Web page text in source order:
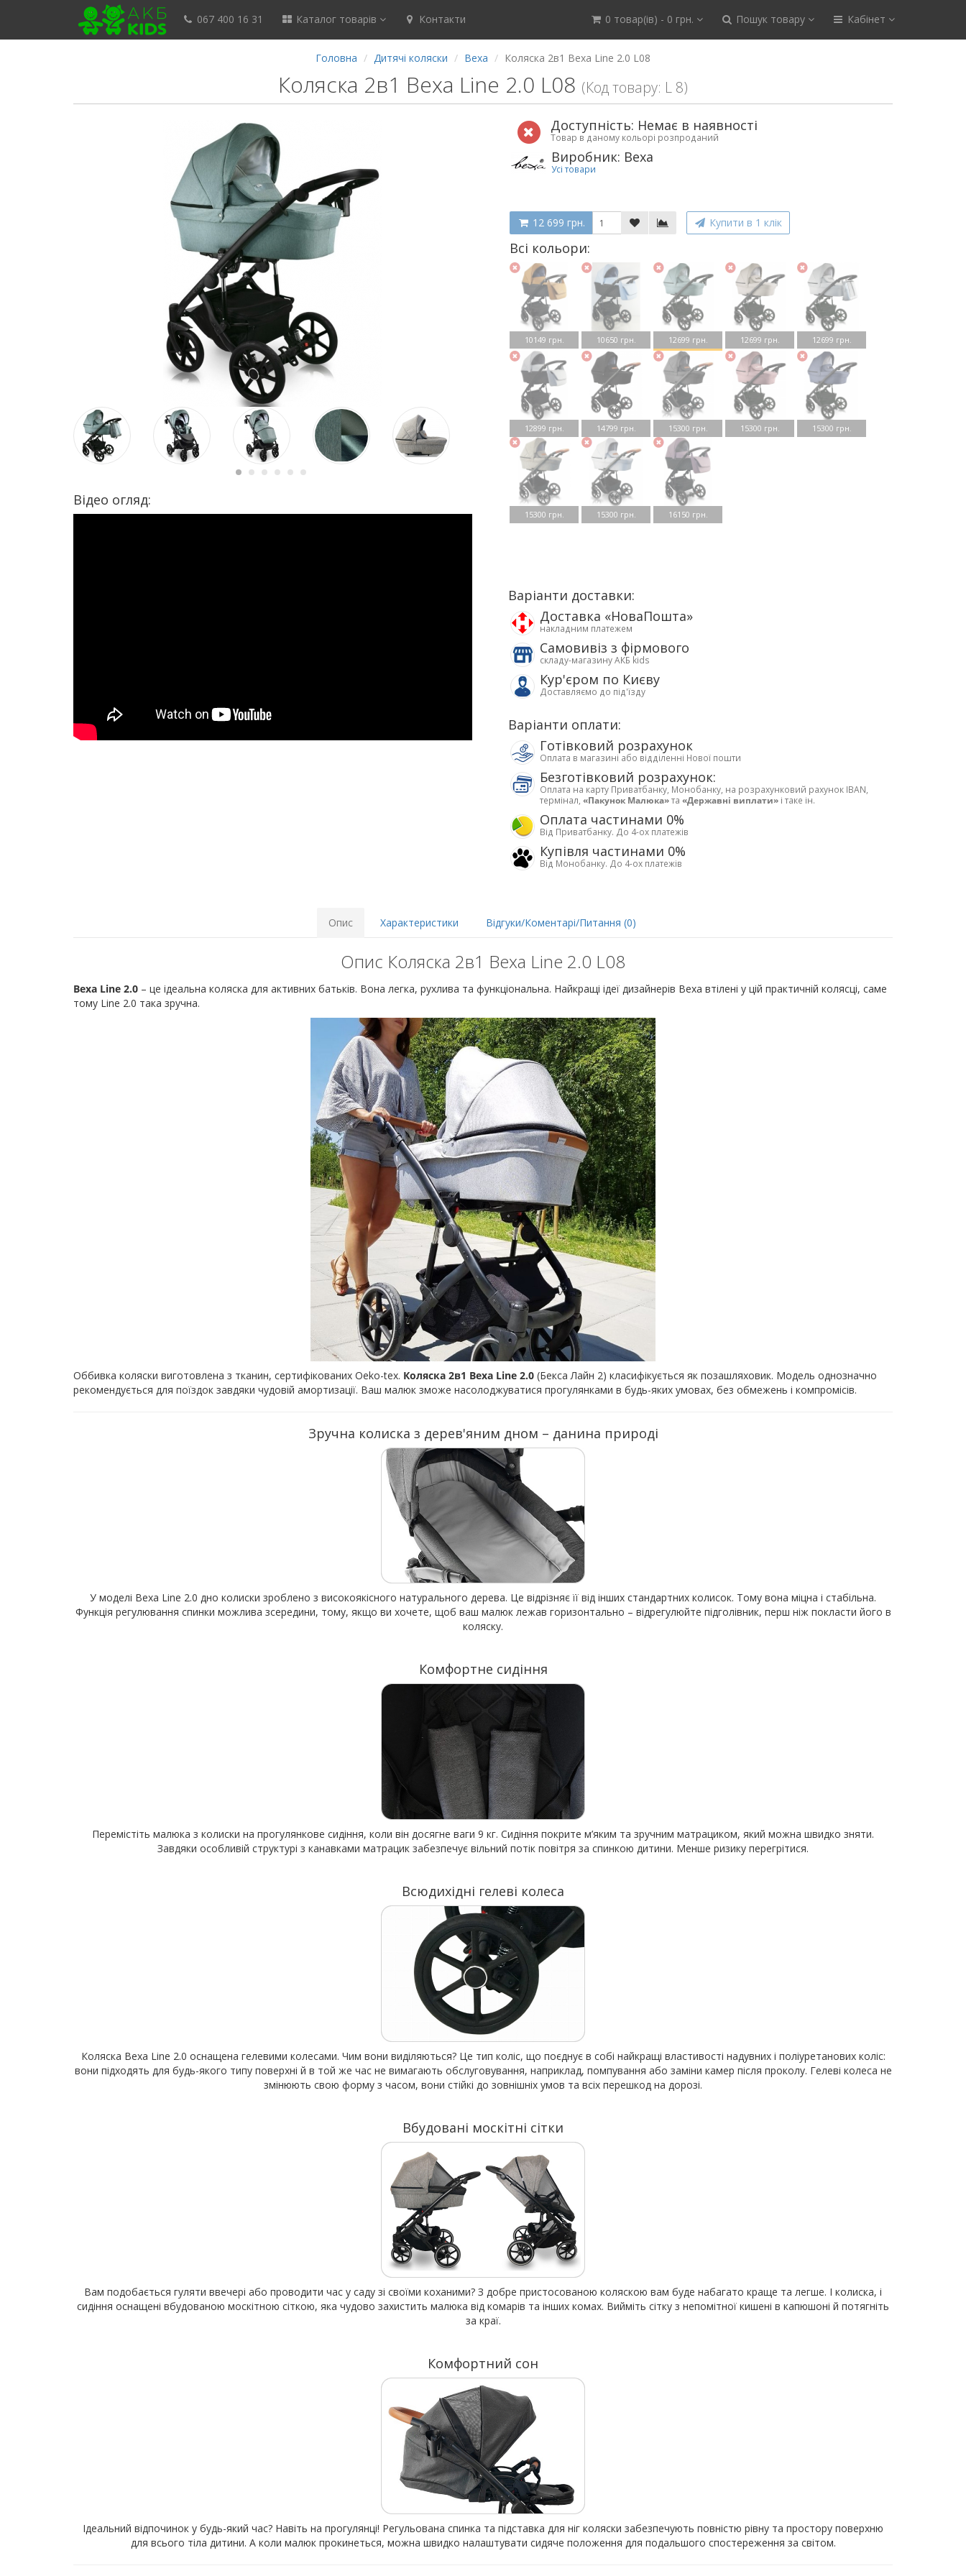
067 400 16 31 Каталог товарів Контакти 0 товар(ів) - 0 грн. Пошук товару Кабінет
Головна Дитячі коляски Bexa Коляска 2в1 Bexa Line 2.0 L08
Коляска 2в1 Bexa Line 2.0 L08 (Код товару: L 8)
Відео огляд:
Доступність: Немає в наявності
Товар в даному кольорі розпроданий
Виробник: Bexa
Усі товари
12 699 грн. Купити в 1 клік
Всі кольори:
10149 грн. 10650 грн. 12699 грн. 12699 грн. 12699 грн.
12899 грн. 14799 грн. 15300 грн. 15300 грн. 15300 грн.
15300 грн. 15300 грн. 16150 грн.
Варіанти доставки:
Доставка «НоваПошта»
накладним платежем
Самовивіз з фірмового
складу-магазину АКБ kids
Кур'єром по Києву
Доставляємо до під'їзду
Варіанти оплати:
Готівковий розрахунок
Оплата в магазині або відділенні Нової пошти
Безготівковий розрахунок:
Оплата на карту Приватбанку, Монобанку, на розрахунковий рахунок IBAN,
термінал, «Пакунок Малюка»та «Державні виплати» і таке ін.
Оплата частинами 0%
Від Приватбанку. До 4-ох платежів
Купівля частинами 0%
Від Монобанку. До 4-ох платежів
Опис Характеристики Відгуки/Коментарі/Питання (0)
Опис Коляска 2в1 Bexa Line 2.0 L08
Bexa Line 2.0 – це ідеальна коляска для активних батьків. Вона легка, рухлива та функціональна. Найкращі ідеї дизайнерів Bexa втілені у цій практичній колясці, саме
тому Line 2.0 така зручна.
Оббивка коляски виготовлена з тканин, сертифікованих Oeko-tex. Коляска 2в1 Bexa Line 2.0 (Бекса Лайн 2) класифікується як позашляховик. Модель однозначно
рекомендується для поїздок завдяки чудовій амортизації. Ваш малюк зможе насолоджуватися прогулянками в будь-яких умовах, без обмежень і компромісів.
Зручна колиска з дерев'яним дном – данина природі
У моделі Bexa Line 2.0 дно колиски зроблено з високоякісного натурального дерева. Це відрізняє її від інших стандартних колисок. Тому вона міцна і стабільна.
Функція регулювання спинки можлива зсередини, тому, якщо ви хочете, щоб ваш малюк лежав горизонтально – відрегулюйте підголівник, перш ніж покласти його в
коляску.
Комфортне сидіння
Перемістіть малюка з колиски на прогулянкове сидіння, коли він досягне ваги 9 кг. Сидіння покрите м’яким та зручним матрациком, який можна швидко зняти.
Завдяки особливій структурі з канавками матрацик забезпечує вільний потік повітря за спинкою дитини. Менше ризику перегрітися.
Всюдихідні гелеві колеса
Коляска Bexa Line 2.0 оснащена гелевими колесами. Чим вони виділяються? Це тип коліс, що поєднує в собі найкращі властивості надувних і поліуретанових коліс:
вони підходять для будь-якого типу поверхні й в той же час не вимагають обслуговування, наприклад, помпування або заміни камер після проколу. Гелеві колеса не
змінюють свою форму з часом, вони стійкі до зовнішніх умов та всіх перешкод на дорозі.
Вбудовані москітні сітки
Вам подобається гуляти ввечері або проводити час у саду зі своїми коханими? З добре пристосованою коляскою вам буде набагато краще та легше. І колиска, і
сидіння оснащені вбудованою москітною сіткою, яка чудово захистить малюка від комарів та інших комах. Вийміть сітку з непомітної кишені в капюшоні й потягніть
за краї.
Комфортний сон
Ідеальний відпочинок у будь-який час? Навіть на прогулянці! Регульована спинка та підставка для ніг коляски забезпечують повністю рівну та простору поверхню
для всього тіла дитини. А коли малюк прокинеться, можна швидко налаштувати сидяче положення для подальшого спостереження за світом.